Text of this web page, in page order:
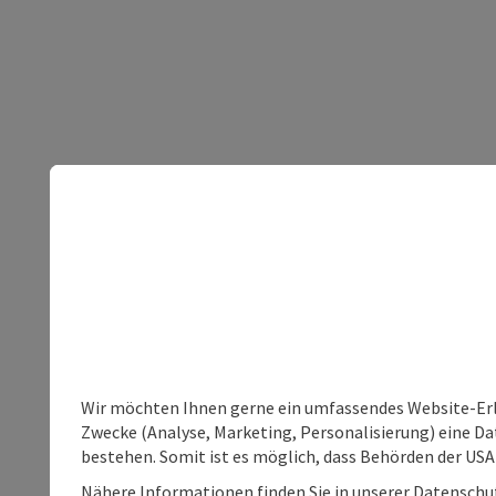
Wir möchten Ihnen gerne ein umfassendes Website-
Zwecke (Analyse, Marketing, Personalisierung) eine
bestehen. Somit ist es möglich, dass Behörden der
Nähere Informationen finden Sie in unserer